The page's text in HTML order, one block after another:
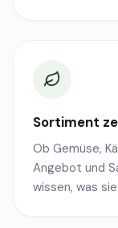
Sortiment
Ob Gemüse,
Angebot und
wissen, was